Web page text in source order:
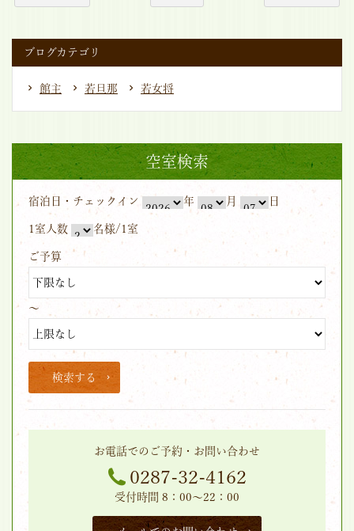
ブログカテゴリ
館主 若旦那 若女将
空室検索
宿泊日・チェックイン 年 月 日
1室人数 名様/1室
ご予算
～
検索する
お電話でのご予約・お問い合わせ
0287-32-4162
受付時間 8：00～22：00